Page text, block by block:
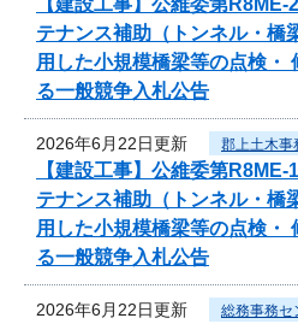
テナンス補助（トンネル・橋
用した小規模橋梁等の点検・
る一般競争入札公告
2026年6月22日更新 郡上土木事
【建設工事】公維委第
テナンス補助（トンネル・橋
用した小規模橋梁等の点検・
る一般競争入札公告
2026年6月22日更新 総務事務セ